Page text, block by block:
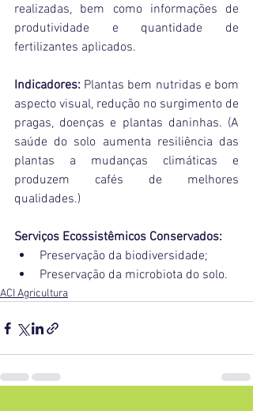
realizadas, bem como informações de
produtividade e quantidade de
fertilizantes aplicados.
Indicadores: Plantas bem nutridas e bom
aspecto visual, redução no surgimento de
pragas, doenças e plantas daninhas. (A
saúde do solo aumenta resiliência das
plantas a mudanças climáticas e
produzem cafés de melhores
qualidades.)
Serviços Ecossistêmicos Conservados:
Preservação da biodiversidade;
Preservação da microbiota do solo.
ACI Agricultura